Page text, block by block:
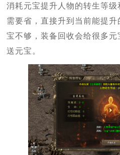
消耗元宝提升人物的转生等
需要省，直接升到当前能提
宝不够，装备回收会给很多
送元宝。